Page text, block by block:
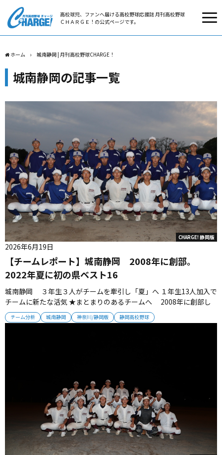
高校球児、ファンへ届ける高校野球応援誌 月刊高校野球
ＣＨＡＲＧＥ！の公式ページです。
ホーム 城南静岡 | 月刊高校野球CHARGE！
城南静岡の記事一覧
CHARGE! 静岡版
チーム分析 城南静岡 神奈川/静岡版 静岡高校野球
【チームレポート】城南静岡 2008年に創部。
2022年夏に初の県ベスト16
2026年6月19日
城南静岡 ３年生３人がチームを牽引し「夏」へ １年生13人加入で
チームに新たな活気 ★まとまりのあるチームへ 2008年に創部し
た城南静岡。前監督の船川誠氏のもと、2022年夏に初の県ベスト16
入りを果たした。 2024年秋には宮城明秀監督が就任。「人として